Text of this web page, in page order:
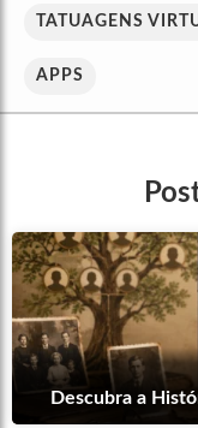
TATUAGENS
APPS
Descubra a